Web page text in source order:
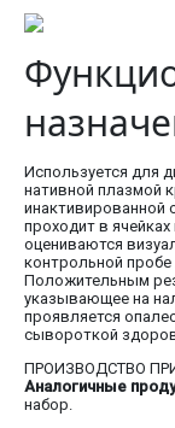
Используется для
нативной плазмой
инактивированной
проходит в
оцениваются
контрольной
Положительным
указывающее на
проявляется
сывороткой
ПРОИЗВОДСТВО
Аналогичные
набор.